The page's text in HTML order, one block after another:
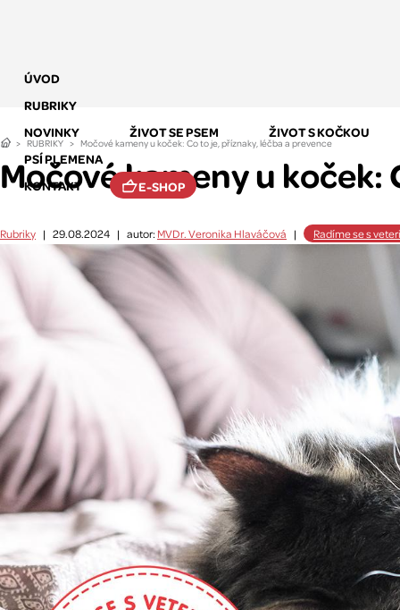
ÚVOD
RUBRIKY
NOVINKY
ŽIVOT SE PSEM
ŽIVOT S KOČKOU
PSÍ PLEMENA
KONTAKT
E-SHOP
RUBRIKY Močové kameny u koček: Co to je, příznaky, léčba a prevence
Močové kameny u
Rubriky | 29.08.2024 | autor: MVDr. Veronika Hlaváčová | Radíme se s